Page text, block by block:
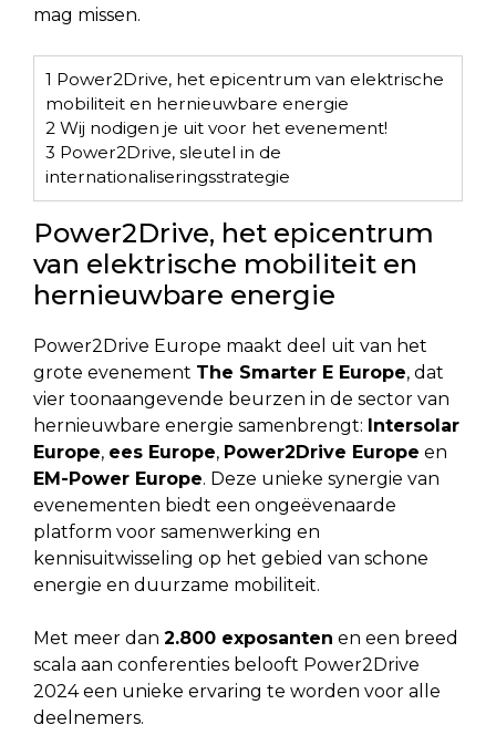
mag missen.
1 Power2Drive, het epicentrum van elektrische
mobiliteit en hernieuwbare energie
2 Wij nodigen je uit voor het evenement!
3 Power2Drive, sleutel in de
internationaliseringsstrategie
Power2Drive, het epicentrum
van elektrische mobiliteit en
hernieuwbare energie
Power2Drive Europe maakt deel uit van het
grote evenement The Smarter E Europe, dat
vier toonaangevende beurzen in de sector van
hernieuwbare energie samenbrengt: Intersolar
Europe, ees Europe, Power2Drive Europe en
EM-Power Europe. Deze unieke synergie van
evenementen biedt een ongeëvenaarde
platform voor samenwerking en
kennisuitwisseling op het gebied van schone
energie en duurzame mobiliteit.
Met meer dan 2.800 exposanten en een breed
scala aan conferenties belooft Power2Drive
2024 een unieke ervaring te worden voor alle
deelnemers.